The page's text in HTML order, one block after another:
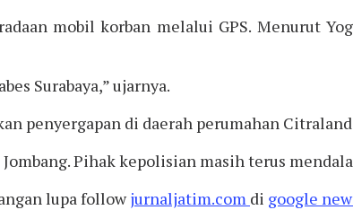
mobil korban melalui GPS. Menurut
Surabaya,” ujarnya.
penyergapan di daerah perumahan
Pihak kepolisian masih terus
lupa followjurnaljatim.com di google